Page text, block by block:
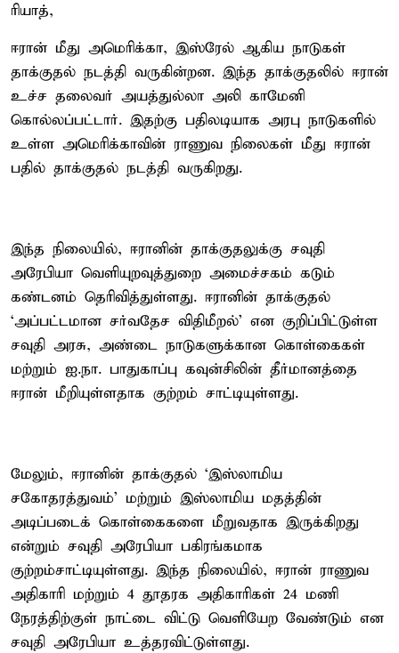
ரியாத்,
ஈரான் மீது அமெரிக்கா, இஸ்ரேல் ஆகிய நாடுகள்
தாக்குதல் நடத்தி வருகின்றன. இந்த தாக்குதலில் ஈரான்
உச்ச தலைவர் அயத்துல்லா அலி காமேனி
கொல்லப்பட்டார். இதற்கு பதிலடியாக அரபு நாடுகளில்
உள்ள அமெரிக்காவின் ராணுவ நிலைகள் மீது ஈரான்
பதில் தாக்குதல் நடத்தி வருகிறது.
இந்த நிலையில், ஈரானின் தாக்குதலுக்கு சவுதி
அரேபியா வெளியுறவுத்துறை அமைச்சகம் கடும்
கண்டனம் தெரிவித்துள்ளது. ஈரானின் தாக்குதல்
‘அப்பட்டமான சர்வதேச விதிமீறல்’ என குறிப்பிட்டுள்ள
சவுதி அரசு, அண்டை நாடுகளுக்கான கொள்கைகள்
மற்றும் ஐ.நா. பாதுகாப்பு கவுன்சிலின் தீர்மானத்தை
ஈரான் மீறியுள்ளதாக குற்றம் சாட்டியுள்ளது.
மேலும், ஈரானின் தாக்குதல் ‘இஸ்லாமிய
சகோதரத்துவம்’ மற்றும் இஸ்லாமிய மதத்தின்
அடிப்படைக் கொள்கைகளை மீறுவதாக இருக்கிறது
என்றும் சவுதி அரேபியா பகிரங்கமாக
குற்றம்சாட்டியுள்ளது. இந்த நிலையில், ஈரான் ராணுவ
அதிகாரி மற்றும் 4 தூதரக அதிகாரிகள் 24 மணி
நேரத்திற்குள் நாட்டை விட்டு வெளியேற வேண்டும் என
சவுதி அரேபியா உத்தரவிட்டுள்ளது.